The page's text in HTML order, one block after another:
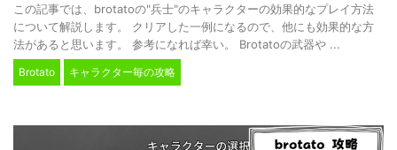
この記事では、brotatoの"兵士"のキャラクターの効果的なプレイ方法
について解説します。 クリアした一例になるので、他にも効果的な方
法があると思います。 参考になれば幸い。 Brotatoの武器や ...
Brotato キャラクター毎の攻略